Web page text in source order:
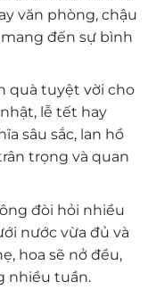
văn phòng, chậu
đến sự bình
quà tuyệt vời cho
lễ tết hay
sâu sắc, lan hồ
trọng và quan
đòi hỏi nhiều
nước vừa đủ và
hoa sẽ nở đều,
nhiều tuần.